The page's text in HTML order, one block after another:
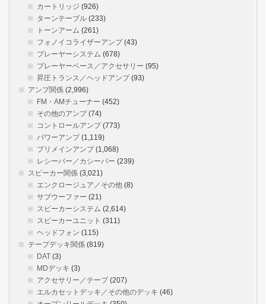
カートリッジ (926)
ターンテーブル (233)
トーンアーム (261)
フォノイコライザーアンプ(43)
プレーヤーシステム (678)
プレーヤーベース／アクセサリー (95)
昇圧トランス／ヘッドアンプ(93)
アンプ関係 (2,996)
FM・AMチューナー (452)
その他のアンプ(74)
コントロールアンプ(773)
パワーアンプ(1,119)
プリメインアンプ(1,068)
レシーバー／カシーバー (239)
スピーカー関係 (3,021)
エンクロージュア／その他 (8)
サブウーファー (21)
スピーカーシステム (2,614)
スピーカーユニット (311)
ヘッドフォン (115)
テープデッキ関係 (819)
DAT (3)
MDデッキ (3)
アクセサリー／テープ(207)
エルカセットデッキ／その他のデッキ (46)